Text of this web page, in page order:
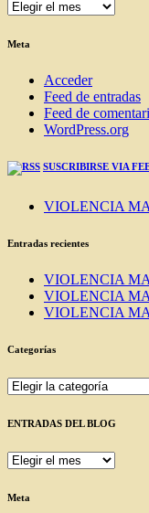
ENTRADAS
BLOG
Meta
Acceder
Feed de entradas
Feed de
WordPress.org
SUSCRIBIRSE VIA
VIOLENCIA
Entradas recientes
VIOLENCIA
VIOLENCIA
VIOLENCIA
Categorías
Categorías
ENTRADAS DEL BLOG
ENTRADAS
BLOG
Meta